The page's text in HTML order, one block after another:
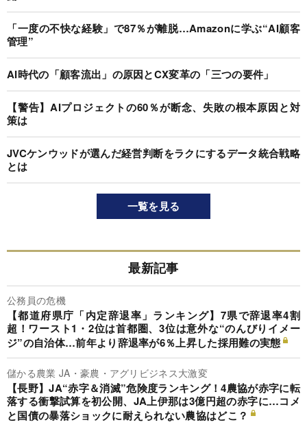
「一度の不快な経験」で87％が離脱…Amazonに学ぶ“AI顧客
管理”
AI時代の「顧客流出」の原因とCX変革の「三つの要件」
【警告】AIプロジェクトの60％が断念、失敗の根本原因と対
策は
JVCケンウッドが選んだ経営判断をラクにするデータ統合戦略
とは
一覧を見る
最新記事
公務員の危機
【都道府県庁「内定辞退率」ランキング】7県で辞退率4割
超！ワースト1・2位は首都圏、3位は意外な“のんびりイメー
ジ”の自治体…前年より辞退率が6％上昇した採用難の実態
儲かる農業 JA・豪農・アグリビジネス大激変
【長野】JA“赤字＆消滅”危険度ランキング！4農協が赤字に転
落する衝撃試算を初公開、JA上伊那は3億円超の赤字に…コメ
と国債の暴落ショックに耐えられない農協はどこ？